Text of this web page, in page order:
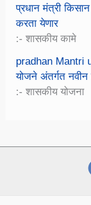
प्रधान मंत्री
करता येणार
:- शासकीय कामे
pradhan Mantri
योजने अंतर्गत
:- शासकीय योजना